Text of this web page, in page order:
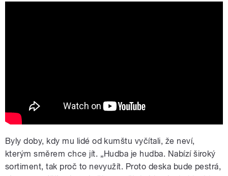
Byly doby, kdy mu lidé od kumštu vyčítali, že neví,
kterým směrem chce jít. „Hudba je hudba. Nabízí široký
sortiment, tak proč to nevyužít. Proto deska bude pestrá,